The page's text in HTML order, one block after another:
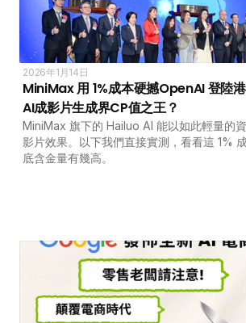
2026年1月14日
MiniMax 用 1%成本硬撼OpenAI 登陸
AI成影片生成界CP值之王？
MiniMax 旗下的 Hailuo AI 能以如此輕量的
影片效果。以下我們直接實測，看看這 1%
底含金量有幾高。